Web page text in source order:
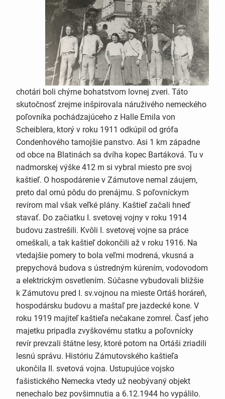
chotári boli chýrne bohatstvom lovnej zveri. Táto
skutočnosť zrejme inšpirovala náruživého nemeckého
poľovníka pochádzajúceho z Halle Emila von
Scheiblera, ktorý v roku 1911 odkúpil od grófa
Condenhového tamojšie panstvo. Asi 1 km západne
od obce na Blatinách sa dvíha kopec Bartáková. Tu v
nadmorskej výške 412 m si vybral miesto pre svoj
kaštieľ. O hospodárenie v Zámutove nemal záujem,
preto dal ornú pôdu do prenájmu. S poľovníckym
revírom mal však veľké plány. Kaštieľ začali hneď
stavať. Do začiatku I. svetovej vojny v roku 1914
budovu zastrešili. Kvôli I. svetovej vojne sa práce
omeškali, a tak kaštieľ dokončili až v roku 1916. Na
vtedajšie pomery to bola veľmi modrená, vkusná a
prepychová budova s ústredným kúrením, vodovodom
a elektrickým osvetlením. Súčasne vybudovali bližšie
k Zámutovu pred I. sv.vojnou na mieste Ortáš horáreň,
hospodársku budovu a maštaľ pre jazdecké kone. V
roku 1919 majiteľ kaštieľa nečakane zomrel. Časť jeho
majetku pripadla zvyškovému statku a poľovnícky
revír prevzali štátne lesy, ktoré potom na Ortáši zriadili
lesnú správu. Históriu Zámutovského kaštieľa
ukončila II. svetová vojna. Ustupujúce vojsko
fašistického Nemecka vtedy už neobývaný objekt
nenechalo bez povšimnutia a 6.12.1944 ho vypálilo.